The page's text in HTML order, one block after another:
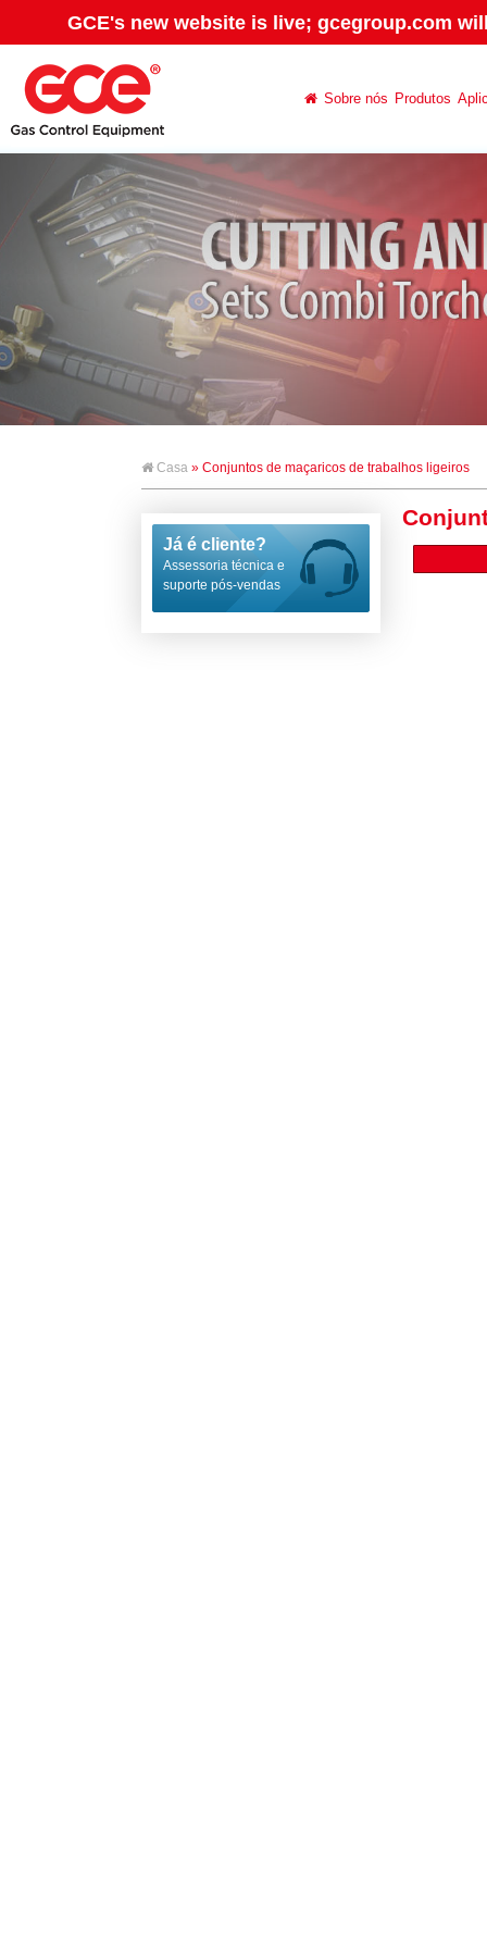
GCE's new website is live; gcegroup.com
Sobre nós Produtos
Casa » Conjuntos de maçaricos de trabalhos ligeiros
Já é cliente?
Assessoria técnica e
suporte pós-vendas